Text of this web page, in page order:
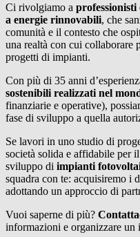
Ci rivolgiamo a
a energie rinnovabili, che
comunità e il contesto che
una realtà con cui collaborare
progetti di impianti.
Con più di 35 anni
sostenibili realizzati nel
finanziarie e operative),
fase di sviluppo a quella
Se lavori in uno studio di
società solida e affidabile per
sviluppo di impianti
squadra con te: acquisiremo i
adottando un approccio di
Vuoi saperne di più?
informazioni e organizzare un